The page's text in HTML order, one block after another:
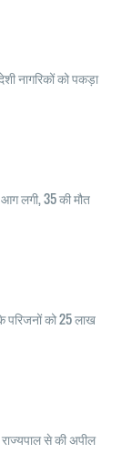
नागरिकों को पकड़ा
लगी, 35 की मौत
परिजनों को 25 लाख
राज्यपाल से की अपील